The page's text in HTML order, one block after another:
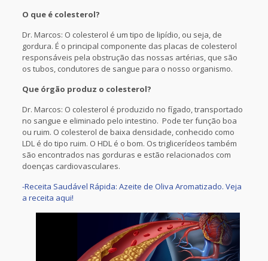
O que é colesterol?
Dr. Marcos: O colesterol é um tipo de lipídio, ou seja, de
gordura. É o principal componente das placas de colesterol
responsáveis pela obstrução das nossas artérias, que são
os tubos, condutores de sangue para o nosso organismo.
Que órgão produz o colesterol?
Dr. Marcos: O colesterol é produzido no fígado, transportado
no sangue e eliminado pelo intestino. Pode ter função boa
ou ruim. O colesterol de baixa densidade, conhecido como
LDL é do tipo ruim. O HDL é o bom. Os triglicerídeos também
são encontrados nas gorduras e estão relacionados com
doenças cardiovasculares.
-Receita Saudável Rápida: Azeite de Oliva Aromatizado. Veja
a receita aqui!